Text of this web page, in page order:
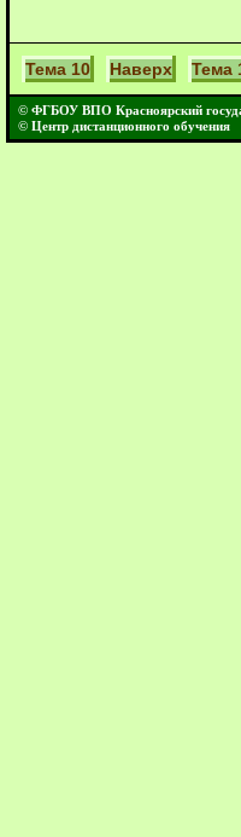
Тема 10 Наверх Тема
© ФГБОУ ВПО Красноярский
© Центр дистанционного обучения